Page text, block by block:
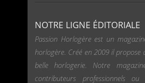
NOTRE LIGNE ÉDITORIALE
Passion Horlogère est un
horlogère. Créé en 2009 il propose
belle horlogerie. Notre
contributeurs professionnels